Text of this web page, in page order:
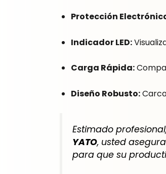
Protección
Indicador LED:
Carga Rápida:
Diseño Robusto:
Estimado
YATO, usted
para que su